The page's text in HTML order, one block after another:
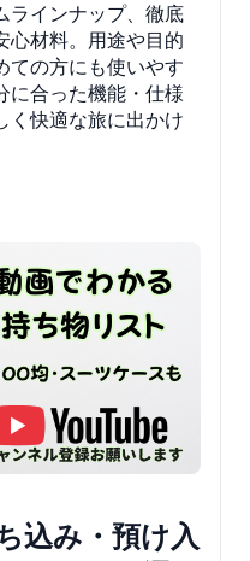
ラインナップ、徹底
心材料。用途や目的
ての方にも使いやす
に合った機能・仕様
く快適な旅に出かけ
込み・預け入